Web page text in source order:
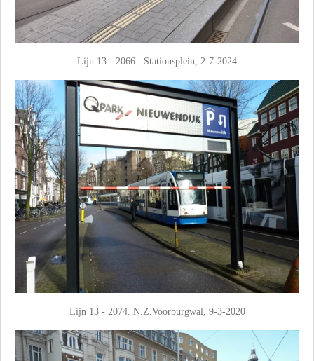
Lijn 13 - 2066. Stationsplein, 2-7-2024
Lijn 13 - 2074. N.Z.Voorburgwal, 9-3-2020